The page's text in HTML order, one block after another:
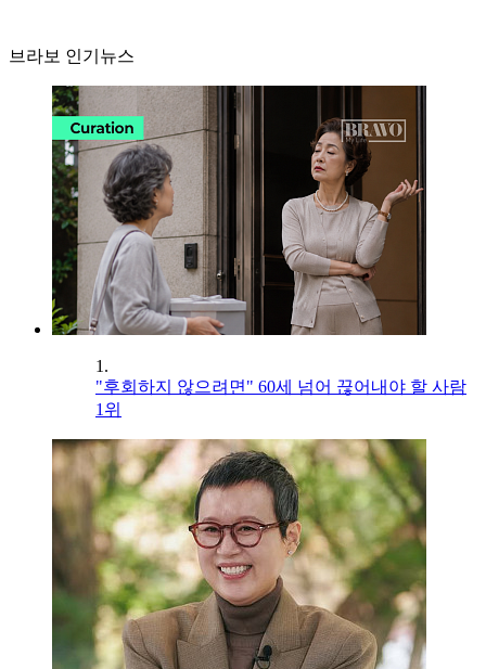
브라보 인기뉴스
1.
"후회하지 않으려면" 60세 넘어 끊어내야 할 사람
1위